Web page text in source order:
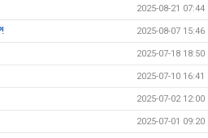
2025-08-21 07:44
2025-08-07 15:46
2025-07-18 18:50
2025-07-10 16:41
2025-07-02 12:00
2025-07-01 09:20